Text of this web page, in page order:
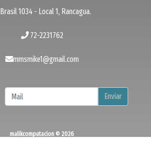
Brasil 1034 - Local 1, Rancagua.
72-2231762
mmsmike1@gmail.com
Enviar
malikcomputacion © 2026